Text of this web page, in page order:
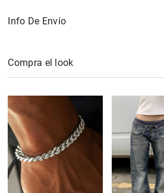
Info De Envío
Compra el look